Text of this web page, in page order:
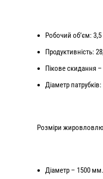
Робочий об’єм:
Продуктивність:
Пікове скидання –
Діаметр
Розміри
Діаметр – 1500 мм.